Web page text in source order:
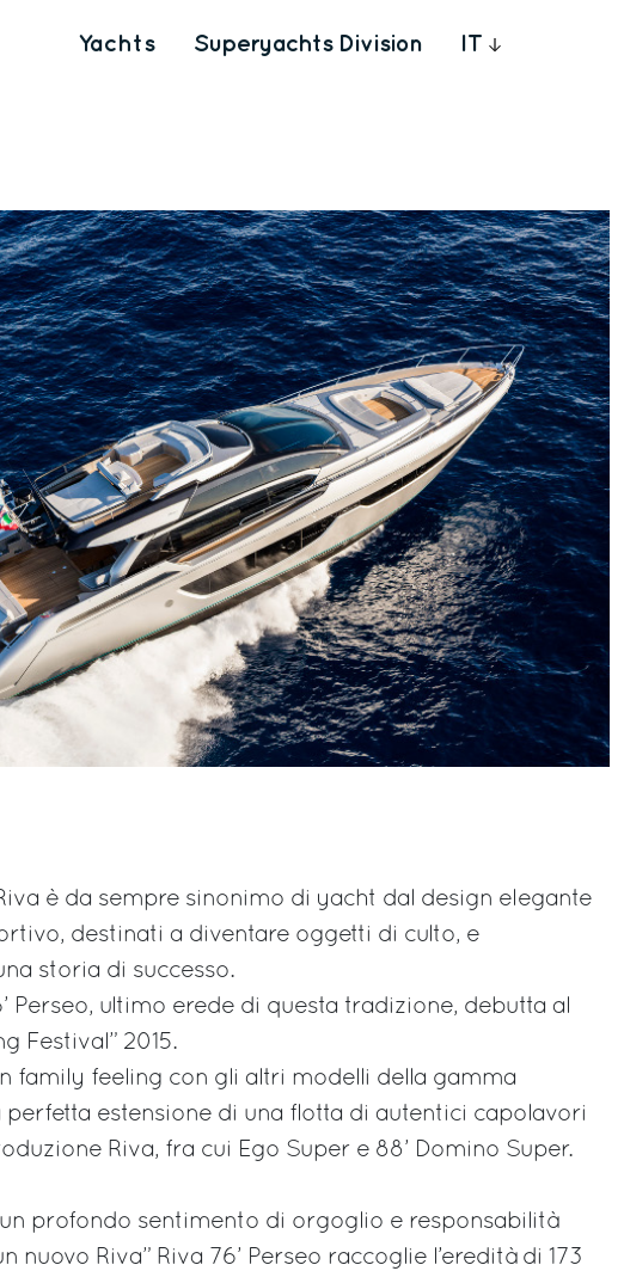
Yachts Superyachts Division IT
è da sempre sinonimo di yacht dal design elegante
destinati a diventare oggetti di culto, e
storia di successo.
Perseo, ultimo erede di questa tradizione, debutta al
Festival” 2015.
family feeling con gli altri modelli della gamma
estensione di una flotta di autentici capolavori
Riva, fra cui Ego Super e 88’ Domino Super.
un profondo sentimento di orgoglio e responsabilità
nuovo Riva” Riva 76’ Perseo raccoglie l’eredità di 173